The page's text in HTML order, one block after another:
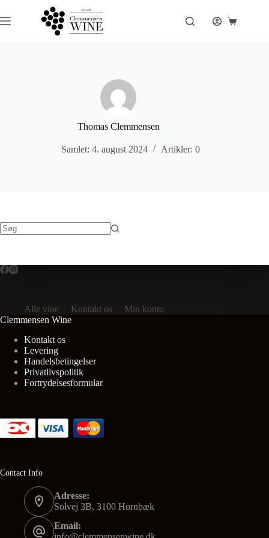
til
indhold
Thomas Clemmensen
Samlet: 4. august 2024 Artikler: 0
Alle vine Kontakt os
Min konto
Clemmensen Wine
Kontakt os
Levering
Handelsbetingelser
Privatlivspolitik
Fortrydelsesformular
Contact Info
Adresse:
Solvej 3B, 3100 Hornbæk
Email: